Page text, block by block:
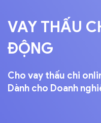
VAY THẤU
ĐỘNG
Cho vay thấu chi
Dành cho Doanh